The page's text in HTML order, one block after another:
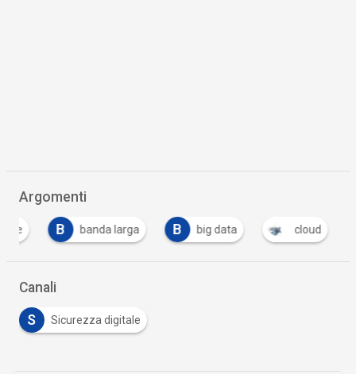
Argomenti
B banda larga B big data cloud C
Canali
S Sicurezza digitale